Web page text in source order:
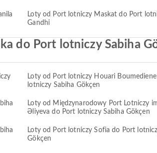
Loty od Port lotniczy Maskat do Port
Gandhi
do Port lotniczy Sabiha
Loty od Port lotniczy Houari
lotniczy Sabiha Gökçen
Loty od Międzynarodowy Port Lotniczy
Əliyeva do Port lotniczy Sabiha Gökçen
Loty od Port lotniczy Sofia do Port
Gökçen